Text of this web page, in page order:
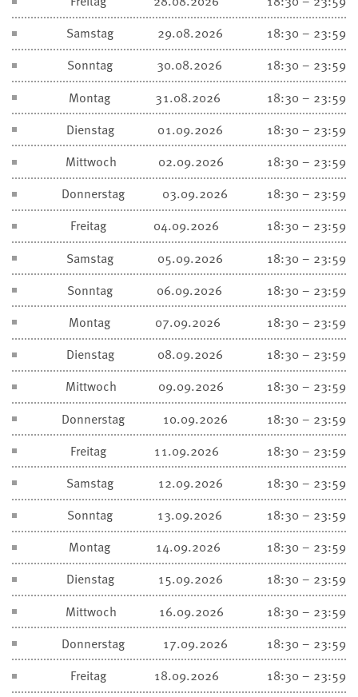
Samstag
29.08.2026
18:30 – 23:59
Sonntag
30.08.2026
18:30 – 23:59
Montag
31.08.2026
18:30 – 23:59
Dienstag
01.09.2026
18:30 – 23:59
Mittwoch
02.09.2026
18:30 – 23:59
Donnerstag
03.09.2026
18:30 – 23:59
Freitag
04.09.2026
18:30 – 23:59
Samstag
05.09.2026
18:30 – 23:59
Sonntag
06.09.2026
18:30 – 23:59
Montag
07.09.2026
18:30 – 23:59
Dienstag
08.09.2026
18:30 – 23:59
Mittwoch
09.09.2026
18:30 – 23:59
Donnerstag
10.09.2026
18:30 – 23:59
Freitag
11.09.2026
18:30 – 23:59
Samstag
12.09.2026
18:30 – 23:59
Sonntag
13.09.2026
18:30 – 23:59
Montag
14.09.2026
18:30 – 23:59
Dienstag
15.09.2026
18:30 – 23:59
Mittwoch
16.09.2026
18:30 – 23:59
Donnerstag
17.09.2026
18:30 – 23:59
Freitag
18.09.2026
18:30 – 23:59